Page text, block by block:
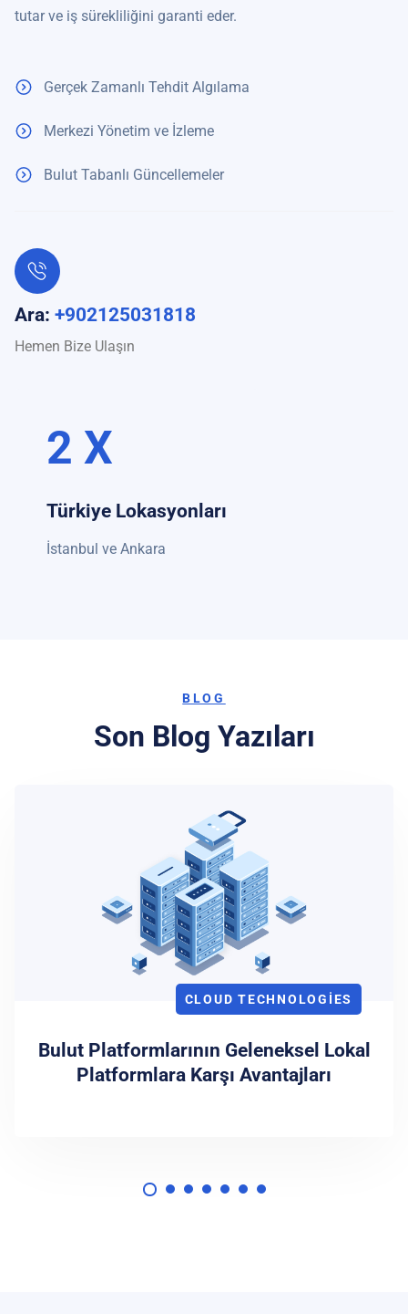
tutar ve iş sürekliliğini garanti eder.
Gerçek Zamanlı Tehdit Algılama
Merkezi Yönetim ve İzleme
Bulut Tabanlı Güncellemeler
Ara: +902125031818
Hemen Bize Ulaşın
2 X
Türkiye Lokasyonları
İstanbul ve Ankara
BLOG
Son Blog Yazıları
CLOUD TECHNOLOGIES
Bulut Platformlarının Geleneksel Lokal
Platformlara Karşı Avantajları